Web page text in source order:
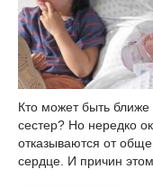
Кто может быть
сестер? Но нередко
отказываются от
сердце. И причин